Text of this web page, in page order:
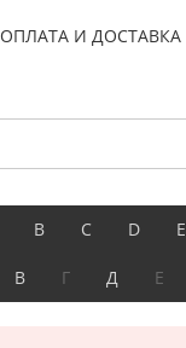
ОПЛАТА И ДОСТАВКА
B C D E
В Г Д Е